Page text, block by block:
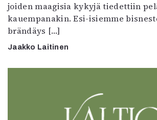
joiden maagisia kykyjä tiedettiin
kauempanakin. Esi-isiemme
brändäys […]
Jaakko Laitinen